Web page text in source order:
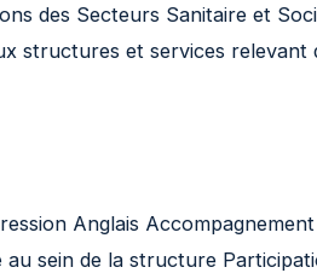
des Secteurs Sanitaire et
structures et services relevant
Anglais
sein de la structure